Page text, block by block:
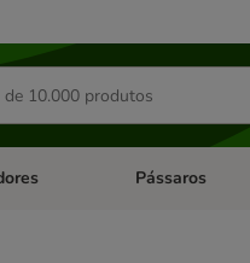
de categoria: Antiparasitários
Abrir menu de
Pássaros